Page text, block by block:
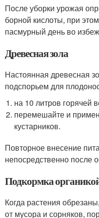
После уборки урожая
борной кислоты, при
пасмурный день во
Древесная зола
Настоянная древесная
подспорьем для
на 10 литров горячей
перемешайте и
кустарников.
Повторное внесение
непосредственно после
Подкормка
Когда растения
от мусора и сорняков,